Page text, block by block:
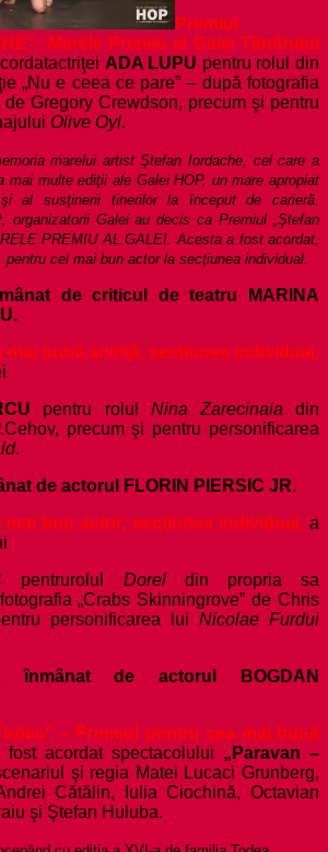
Premiul
Marele Premiu al Galei Tânărului
actriţei ADA LUPU pentru rolul din
„Nu e ceea ce pare” – după fotografia
de Gregory Crewdson, precum şi pentru
Olive Oyl.
marelui artist Ştefan Iordache, cel care a
mai multe ediţii ale Galei HOP, un mare apropiat
al susţinerii tinerilor la început de carieră.
organizatorii Galei au decis ca Premiul „Ştefan
PREMIU AL GALEI. Acesta a fost acordat,
cel mai bun actor la secţiunea individual.
de criticul de teatru MARINA
mai bună actriţă, secţiunea individual,
pentru rolul Nina Zarecinaia din
precum şi pentru personificarea
.
de actorul FLORIN PIERSIC JR.
mai bun actor, secţiunea individual, a
pentrurolul Doreldin propria sa
„Crabs Skinningrove” de Chris
personificarea lui Nicolae Furdui
de actorul BOGDAN
– Premiul pentru cea mai bună
fost acordat spectacolului „Paravan –
şi regia Matei Lucaci Grunberg,
Cătălin, Iulia Ciochină, Octavian
şi Ştefan Huluba.